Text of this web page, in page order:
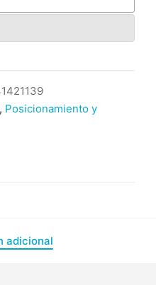
, Posicionamiento y
adicional